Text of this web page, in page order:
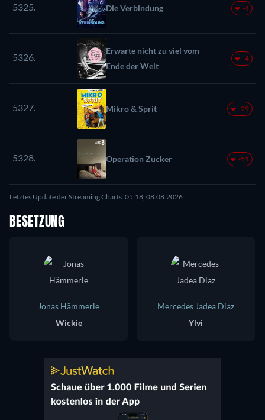
5325. Die Verbindung -4
5326.
Erwarte nicht zu viel vom
Ende der Welt
-4
5327. Mikro & Sprit -29
5328. Operation Zucker -51
Letztes Update der Streaming Charts: 05:18, 08.08.2026
BESETZUNG
Jonas Hämmerle
Wickie
Mercedes Jadea Diaz
Ylvi